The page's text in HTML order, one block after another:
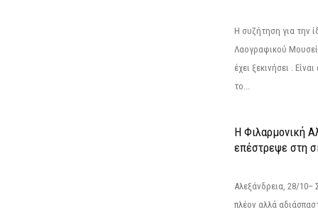
Η συζήτηση για την
Λαογραφικού
έχει ξεκινήσει .
το...
Η Φιλαρμονική
επέστρεψε στη
Αλεξάνδρεια, 28/
πλέον αλλά